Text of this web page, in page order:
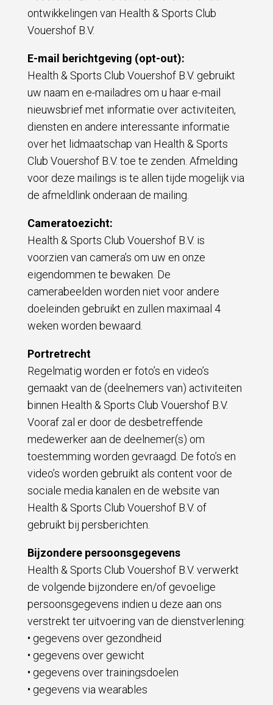
ontwikkelingen van Health & Sports Club
Vouershof B.V.
E-mail berichtgeving (opt-out):
Health & Sports Club Vouershof B.V. gebruikt
uw naam en e-mailadres om u haar e-mail
nieuwsbrief met informatie over activiteiten,
diensten en andere interessante informatie
over het lidmaatschap van Health & Sports
Club Vouershof B.V. toe te zenden. Afmelding
voor deze mailings is te allen tijde mogelijk via
de afmeldlink onderaan de mailing.
Cameratoezicht:
Health & Sports Club Vouershof B.V. is
voorzien van camera’s om uw en onze
eigendommen te bewaken. De
camerabeelden worden niet voor andere
doeleinden gebruikt en zullen maximaal 4
weken worden bewaard.
Portretrecht
Regelmatig worden er foto’s en video’s
gemaakt van de (deelnemers van) activiteiten
binnen Health & Sports Club Vouershof B.V.
Vooraf zal er door de desbetreffende
medewerker aan de deelnemer(s) om
toestemming worden gevraagd. De foto’s en
video’s worden gebruikt als content voor de
sociale media kanalen en de website van
Health & Sports Club Vouershof B.V. of
gebruikt bij persberichten.
Bijzondere persoonsgegevens
Health & Sports Club Vouershof B.V. verwerkt
de volgende bijzondere en/of gevoelige
persoonsgegevens indien u deze aan ons
verstrekt ter uitvoering van de dienstverlening:
• gegevens over gezondheid
• gegevens over gewicht
• gegevens over trainingsdoelen
• gegevens via wearables